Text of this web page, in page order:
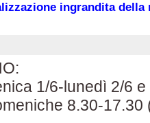
ingrandita della
1/6-lunedì 2/6
8.30-17.30